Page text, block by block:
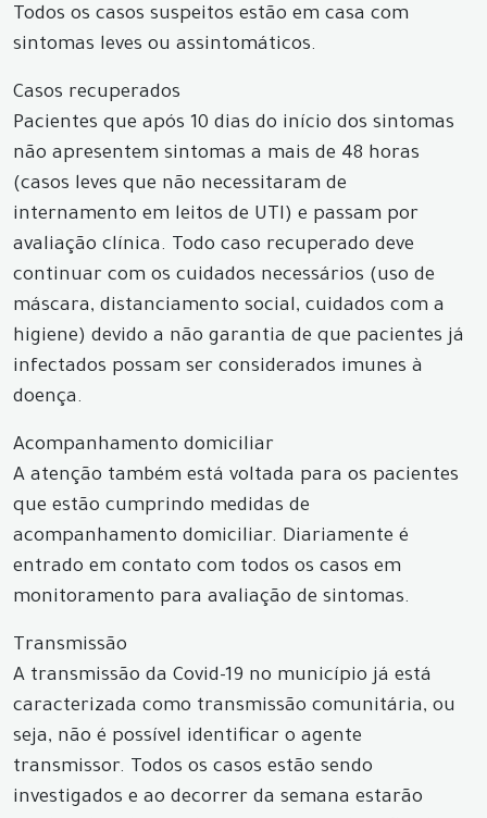
Todos os casos suspeitos estão em casa com
sintomas leves ou assintomáticos.
Casos recuperados
Pacientes que após 10 dias do início dos sintomas
não apresentem sintomas a mais de 48 horas
(casos leves que não necessitaram de
internamento em leitos de UTI) e passam por
avaliação clínica. Todo caso recuperado deve
continuar com os cuidados necessários (uso de
máscara, distanciamento social, cuidados com a
higiene) devido a não garantia de que pacientes já
infectados possam ser considerados imunes à
doença.
Acompanhamento domiciliar
A atenção também está voltada para os pacientes
que estão cumprindo medidas de
acompanhamento domiciliar. Diariamente é
entrado em contato com todos os casos em
monitoramento para avaliação de sintomas.
Transmissão
A transmissão da Covid-19 no município já está
caracterizada como transmissão comunitária, ou
seja, não é possível identificar o agente
transmissor. Todos os casos estão sendo
investigados e ao decorrer da semana estarão